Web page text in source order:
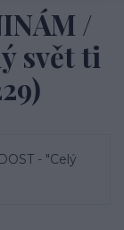
/
svět ti